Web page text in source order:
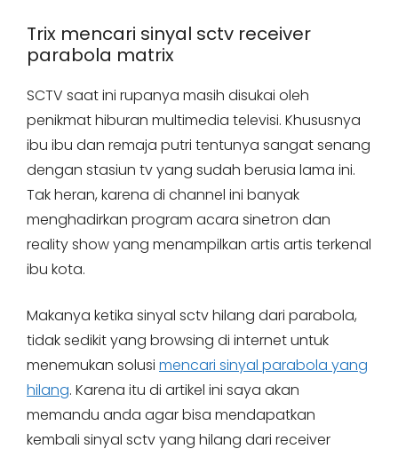
Trix mencari sinyal sctv receiver
parabola matrix
SCTV saat ini rupanya masih disukai oleh
penikmat hiburan multimedia televisi. Khususnya
ibu ibu dan remaja putri tentunya sangat senang
dengan stasiun tv yang sudah berusia lama ini.
Tak heran, karena di channel ini banyak
menghadirkan program acara sinetron dan
reality show yang menampilkan artis artis terkenal
ibu kota.
Makanya ketika sinyal sctv hilang dari parabola,
tidak sedikit yang browsing di internet untuk
menemukan solusi mencari sinyal parabola yang
hilang. Karena itu di artikel ini saya akan
memandu anda agar bisa mendapatkan
kembali sinyal sctv yang hilang dari receiver